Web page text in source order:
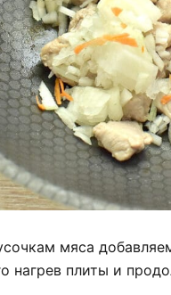
мяса
нагрев плиты и